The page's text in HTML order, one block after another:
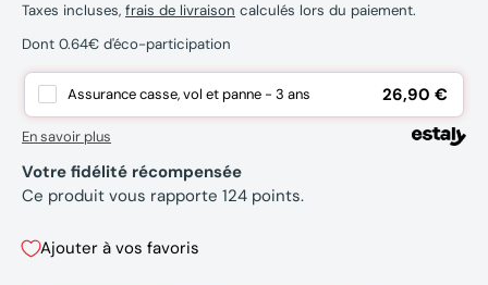
Taxes incluses, frais de livraison calculés lors du paiement.
Dont 0.64€ d'éco-participation
Assurance casse, vol et panne - 3 ans 26,90 €
En savoir plus
Votre fidélité récompensée
Ce produit vous rapporte 124 points.
Ajouter à vos favoris